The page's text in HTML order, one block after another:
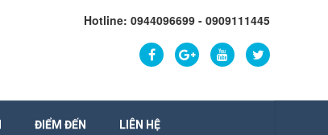
Hotline: 0944096699 - 0909111445
ĐIỂM ĐẾN LIÊN HỆ